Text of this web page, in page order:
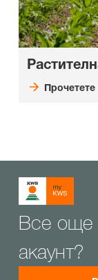
Все още
акаунт?